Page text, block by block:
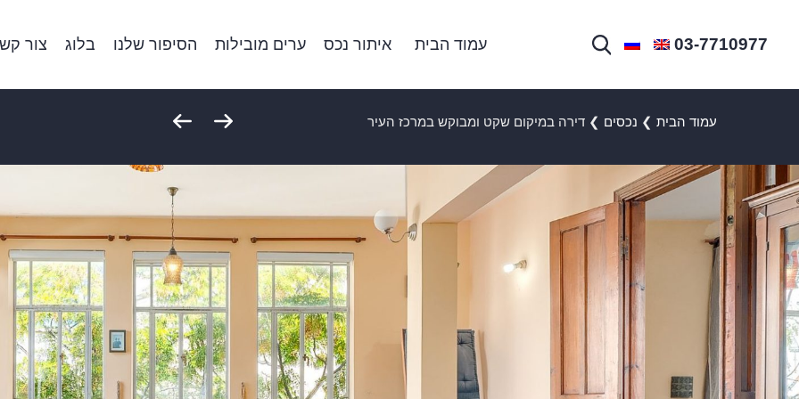
עמוד הבית איתור נכס ערים מובילות הסיפור שלנו בלוג צור 03-7710977
עמוד הבית ❯ נכסים ❯ דירה במיקום שקט ומבוקש במרכז העיר